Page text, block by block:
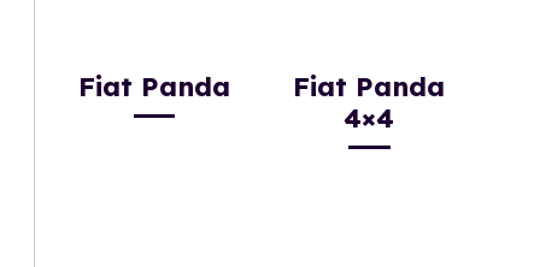
Fiat Panda
Fiat Panda
4×4